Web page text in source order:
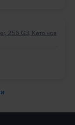
256 GB, Като нов